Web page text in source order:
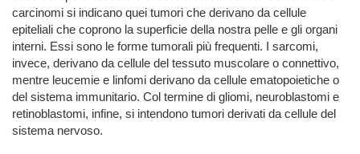
carcinomi si indicano quei tumori che derivano da cellule
epiteliali che coprono la superficie della nostra pelle e gli organi
interni. Essi sono le forme tumorali più frequenti. I sarcomi,
invece, derivano da cellule del tessuto muscolare o connettivo,
mentre leucemie e linfomi derivano da cellule ematopoietiche o
del sistema immunitario. Col termine di gliomi, neuroblastomi e
retinoblastomi, infine, si intendono tumori derivati da cellule del
sistema nervoso.